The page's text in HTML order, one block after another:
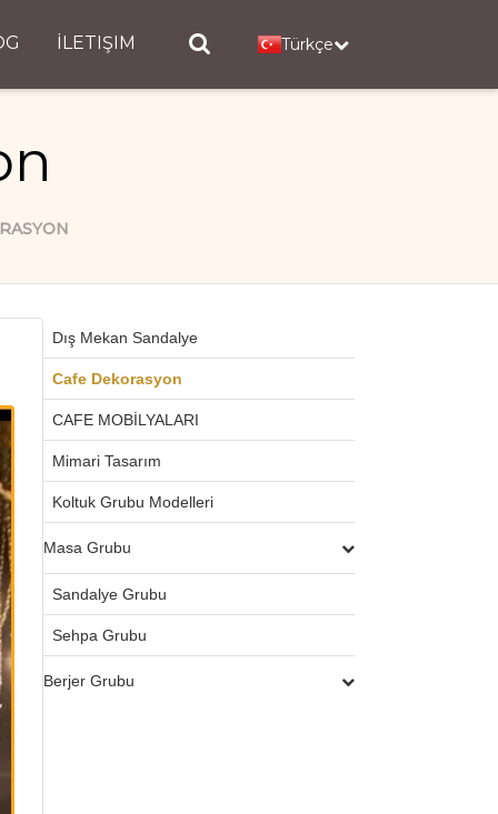
İLETIŞIM Türkçe
Dış Mekan Sandalye
Cafe Dekorasyon
CAFE MOBİLYALARI
Mimari Tasarım
Koltuk Grubu Modelleri
Masa Grubu
Sandalye Grubu
Sehpa Grubu
Berjer Grubu